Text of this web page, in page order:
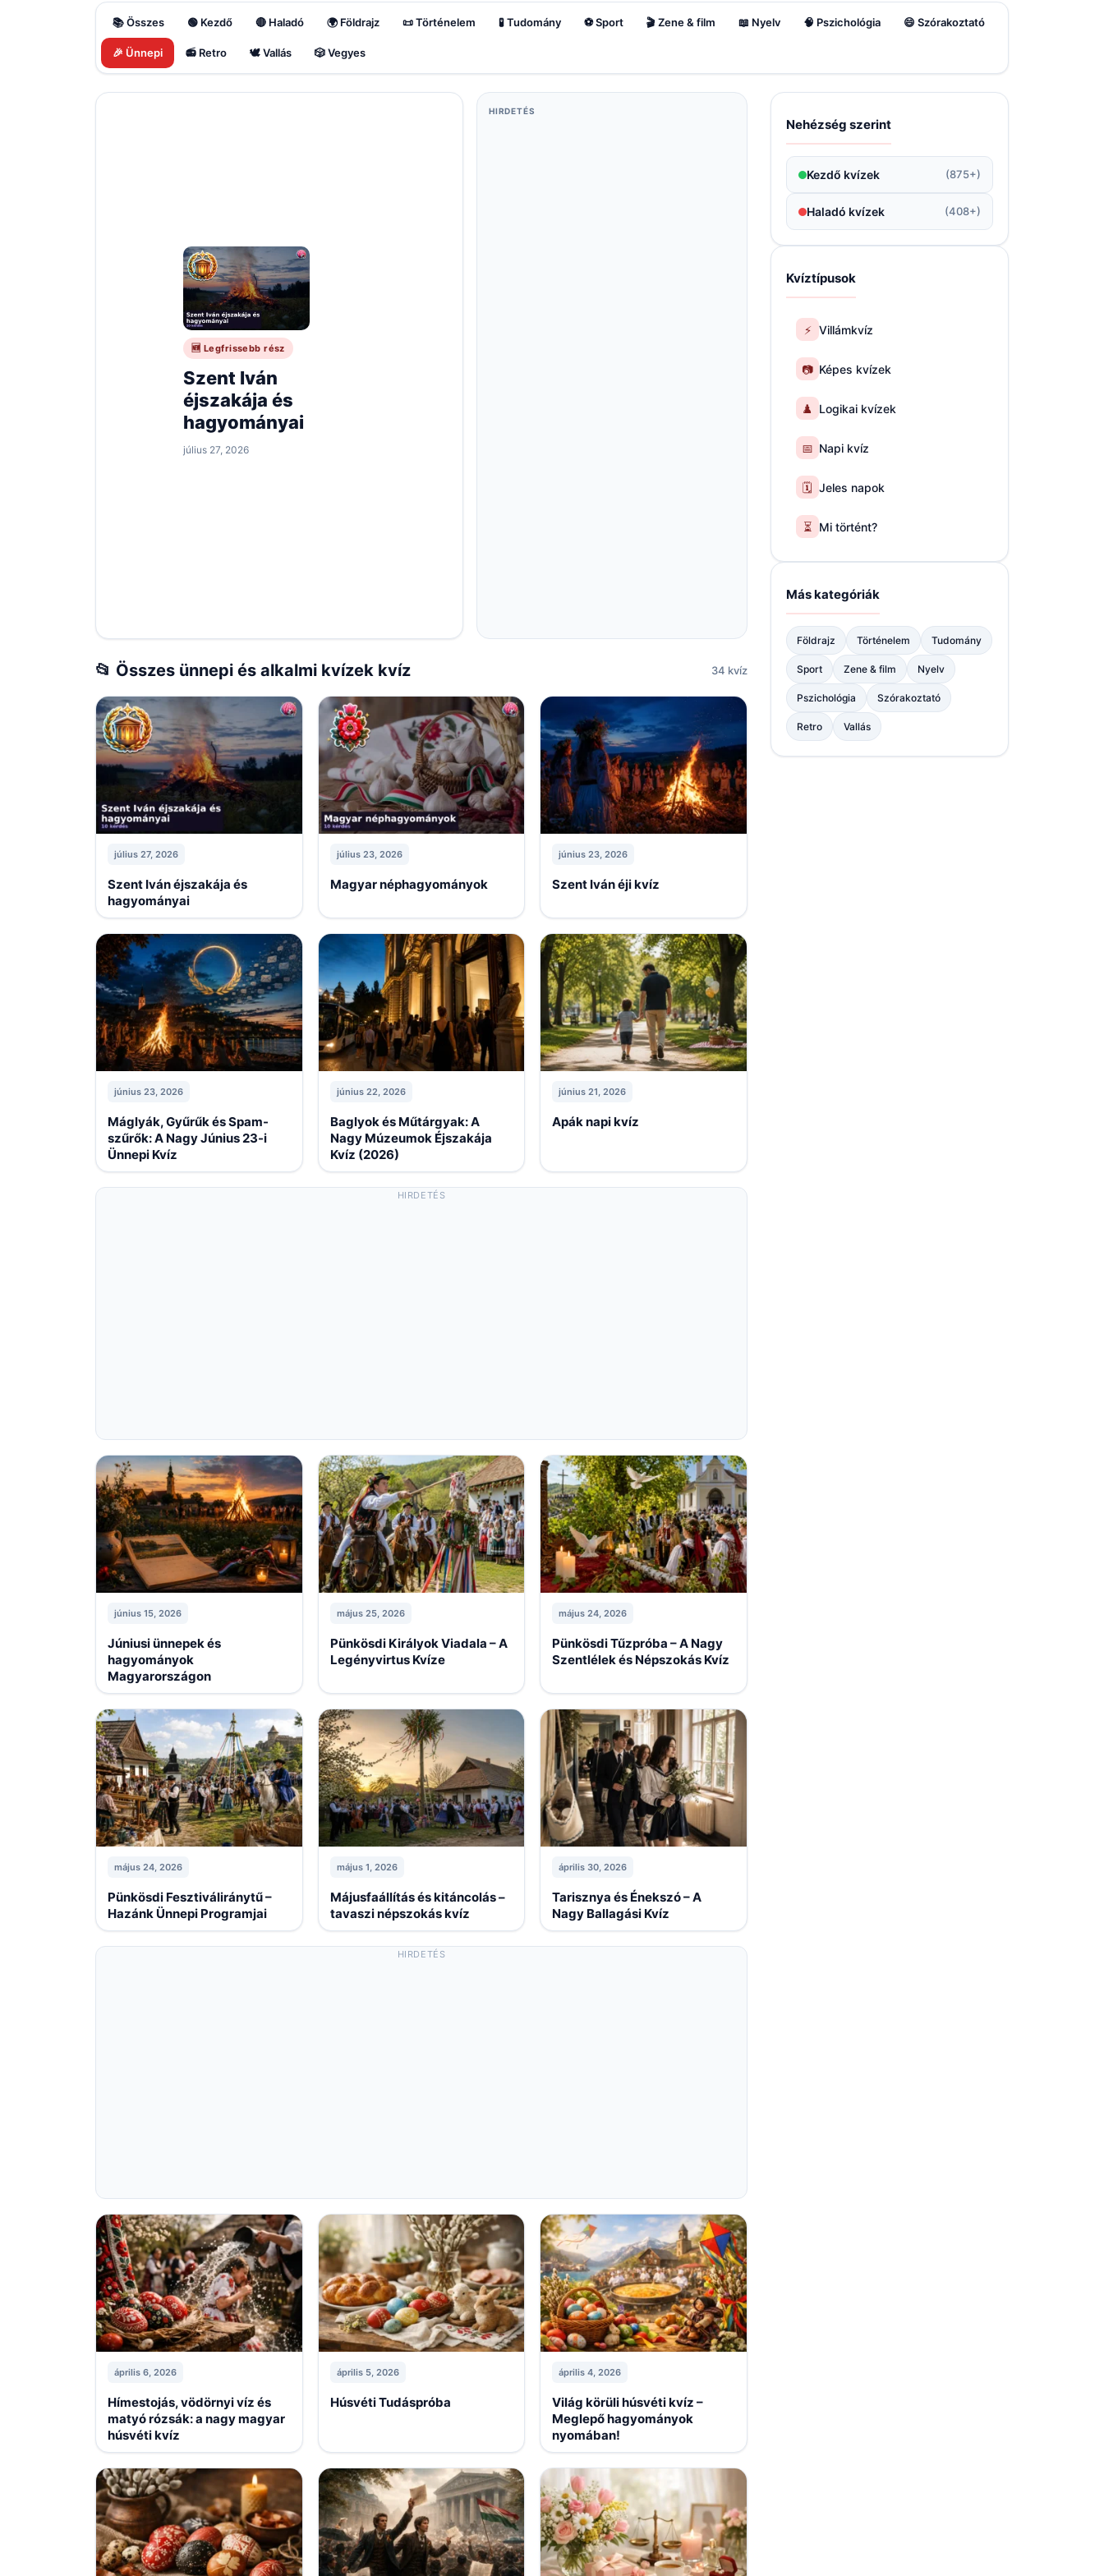
📚 Összes 🟢 Kezdő 🔴 Haladó 🌍 Földrajz 📜 Történelem 🧪 Tudomány ⚽ Sport 🎬 Zene & film 📖 Nyelv 🧠 Pszichológia 😄 Szórakoztató
🎉 Ünnepi 📻 Retro 🕊️ Vallás 🎲 Vegyes
🆕 Legfrissebb rész
Szent Iván
éjszakája és
hagyományai
július 27, 2026
HIRDETÉS
📂 Összes ünnepi és alkalmi kvízek kvíz 34 kvíz
július 27, 2026
Szent Iván éjszakája és
hagyományai
július 23, 2026
Magyar néphagyományok
június 23, 2026
Szent Iván éji kvíz
június 23, 2026
Máglyák, Gyűrűk és Spam-
szűrők: A Nagy Június 23-i
Ünnepi Kvíz
június 22, 2026
Baglyok és Műtárgyak: A
Nagy Múzeumok Éjszakája
Kvíz (2026)
június 21, 2026
Apák napi kvíz
HIRDETÉS
június 15, 2026
Júniusi ünnepek és
hagyományok
Magyarországon
május 25, 2026
Pünkösdi Királyok Viadala – A
Legényvirtus Kvíze
május 24, 2026
Pünkösdi Tűzpróba – A Nagy
Szentlélek és Népszokás Kvíz
május 24, 2026
Pünkösdi Fesztiváliránytű –
Hazánk Ünnepi Programjai
május 1, 2026
Májusfaállítás és kitáncolás –
tavaszi népszokás kvíz
április 30, 2026
Tarisznya és Énekszó – A
Nagy Ballagási Kvíz
HIRDETÉS
április 6, 2026
Hímestojás, vödörnyi víz és
matyó rózsák: a nagy magyar
húsvéti kvíz
április 5, 2026
Húsvéti Tudáspróba
április 4, 2026
Világ körüli húsvéti kvíz –
Meglepő hagyományok
nyomában!
Nehézség szerint
Kezdő kvízek (875+)
Haladó kvízek (408+)
Kvíztípusok
⚡ Villámkvíz
📷 Képes kvízek
♟️ Logikai kvízek
📅 Napi kvíz
🗓️ Jeles napok
⏳ Mi történt?
Más kategóriák
Földrajz Történelem Tudomány
Sport Zene & film Nyelv
Pszichológia Szórakoztató
Retro Vallás